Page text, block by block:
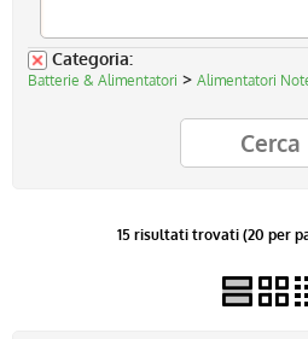
Lampade
Categoria:
Batterie & Alimentatori > Alimentatori
15 risultati trovati (20 per